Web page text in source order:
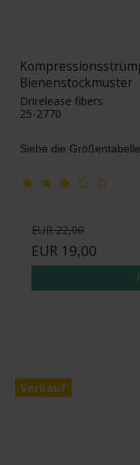
Bienenstockmuster
Drirelease fibers
25-2770
Siehe die
EUR 22,00
EUR 19,00
Verkauf